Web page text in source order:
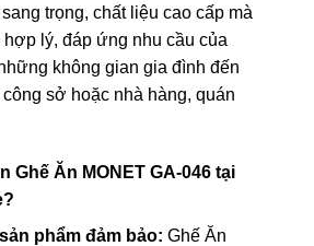
trọng, chất liệu cao cấp mà
lý, đáp ứng nhu cầu của
không gian gia đình đến
sở hoặc nhà hàng, quán
Ghế Ăn MONET GA-046 tại
phẩm đảm bảo: Ghế Ăn